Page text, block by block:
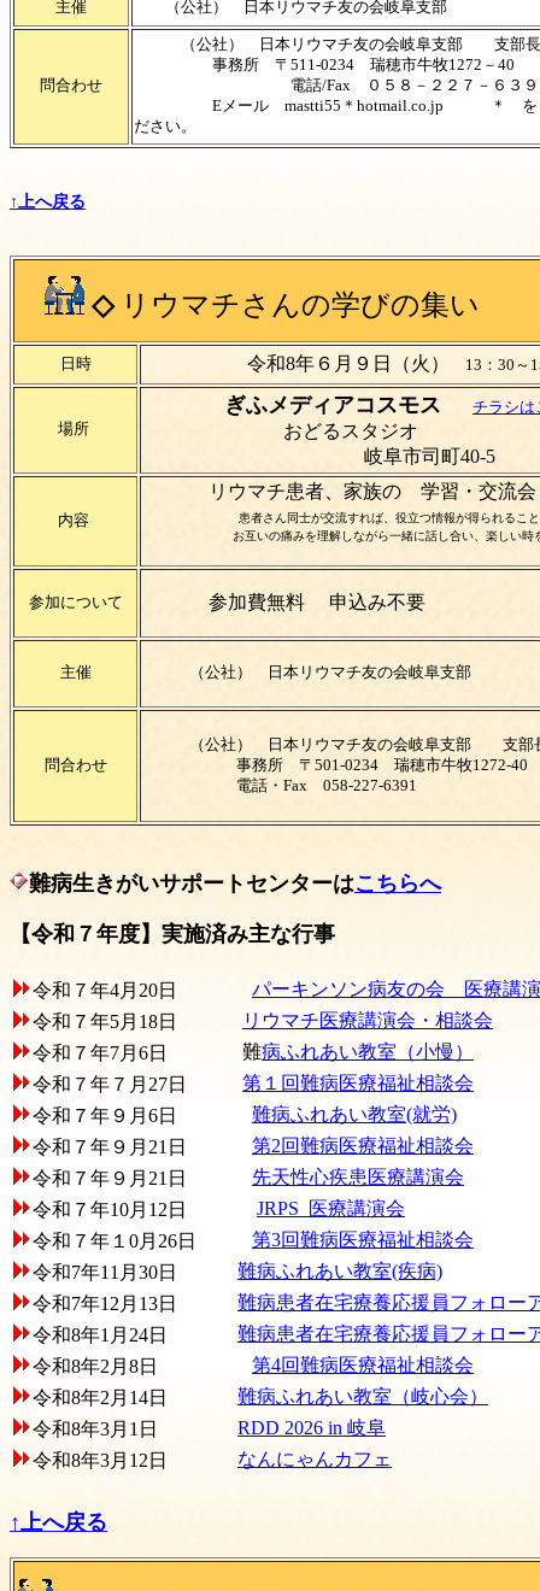
主催 （公社） 日本リウマチ友の会岐阜支部
問合わせ
（公社） 日本リウマチ友の会岐阜支部 支部
事務所 〒511-0234 瑞穂市牛牧1272－40
電話/Fax ０５８－２２７－６３９
Eメール mastti55＊hotmail.co.jp ＊ を
ださい。
↑上へ戻る
◇ リウマチさんの学びの集い
日時 令和8年６月９日（火） 13：30
場所
ぎふメディアコスモス チラシは
おどるスタジオ
岐阜市司町40-5
内容
リウマチ患者、家族の 学習・交流会
患者さん同士が交流すれば、役立つ情報が得られるこ
お互いの痛みを理解しながら一緒に話し合い、楽しい時
参加について 参加費無料 申込み不要
主催 （公社） 日本リウマチ友の会岐阜支部
問合わせ
（公社） 日本リウマチ友の会岐阜支部 支
事務所 〒501-0234 瑞穂市牛牧1272-40
電話・Fax 058-227-6391
難病生きがいサポートセンターはこちらへ
【令和７年度】実施済み主な行事
令和 ７年4月20日
パーキンソン病友の会 医療講
令和 ７年5月18日
リウマチ医療講演会・相談会
令和 ７年7月6日 難病ふれあい教室（小慢）
令和 ７年７月27日
第１回難病医療福祉相談会
令和７年９月6日
難病ふれあい教室(就労)
令和７年９月21日
第2回難病医療福祉相談会
令和７年９月21日
先天性心疾患医療講演会
令和７年10月12日
JRPS_医療講演会
令和７年１0月26日
第3回難病医療福祉相談会
令和7年11月30日
難病ふれあい教室(疾病)
令和7年12月13日
難病患者在宅療養応援員フォロー
令和8年1月24日
難病患者在宅療養応援員フォロー
令和8年2月8日
第4回難病医療福祉相談会
令和8年2月14日
難病ふれあい教室（岐心会）
令和8年3月1日
RDD 2026 in 岐阜
令和8年3月12日 なんにゃんカフェ
↑上へ戻る